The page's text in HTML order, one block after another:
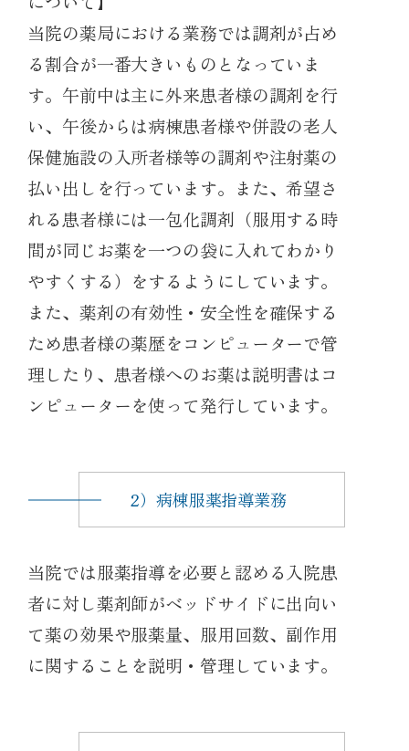
当院の薬局における業務では調剤が占め
る割合が一番大きいものとなっていま
す。午前中は主に外来患者様の調剤を行
い、午後からは病棟患者様や併設の老人
保健施設の入所者様等の調剤や注射薬の
払い出しを行っています。また、希望さ
れる患者様には一包化調剤（服用する時
間が同じお薬を一つの袋に入れてわかり
やすくする）をするようにしています。
また、薬剤の有効性・安全性を確保する
ため患者様の薬歴をコンピューターで管
理したり、患者様へのお薬は説明書はコ
ンピューターを使って発行しています。
2）病棟服薬指導業務
当院では服薬指導を必要と認める入院患
者に対し薬剤師がベッドサイドに出向い
て薬の効果や服薬量、服用回数、副作用
に関することを説明・管理しています。